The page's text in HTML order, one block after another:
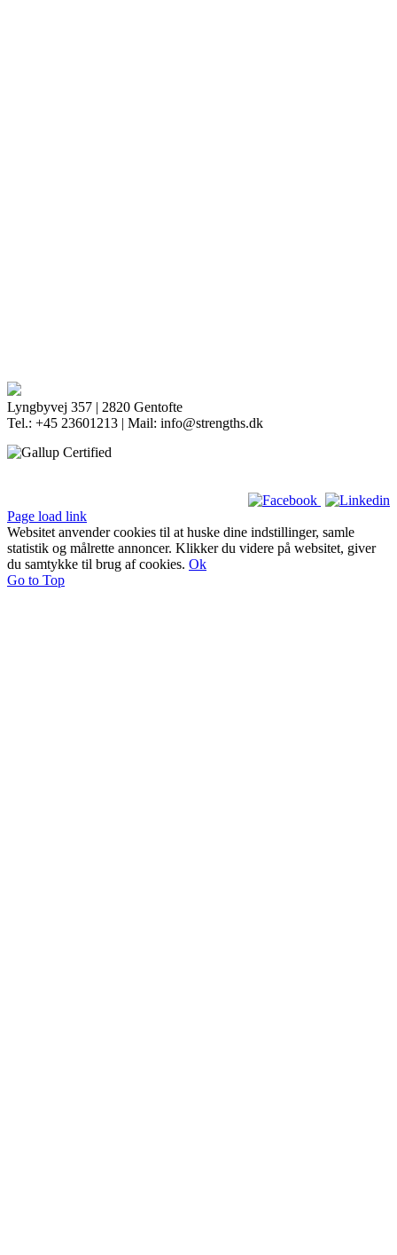
Lyngbyvej 357 | 2820 Gentofte
Tel.: +45 23601213 | Mail: info@strengths.dk
Page load link
Websitet anvender cookies til at huske dine indstillinger, samle
statistik og målrette annoncer. Klikker du videre på websitet, giver
du samtykke til brug af cookies. Ok
Go to Top